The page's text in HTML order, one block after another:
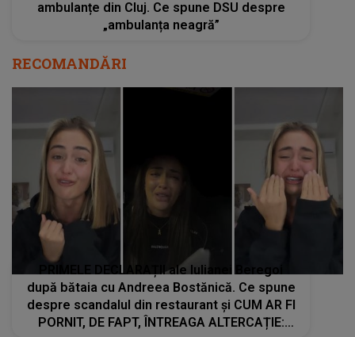
ambulanțe din Cluj. Ce spune DSU despre
„ambulanța neagră”
RECOMANDĂRI
PRIMELE DECLARAȚII ale Iulianei Beregoi
după bătaia cu Andreea Bostănică. Ce spune
despre scandalul din restaurant și CUM AR FI
PORNIT, DE FAPT, ÎNTREAGA ALTERCAȚIE: